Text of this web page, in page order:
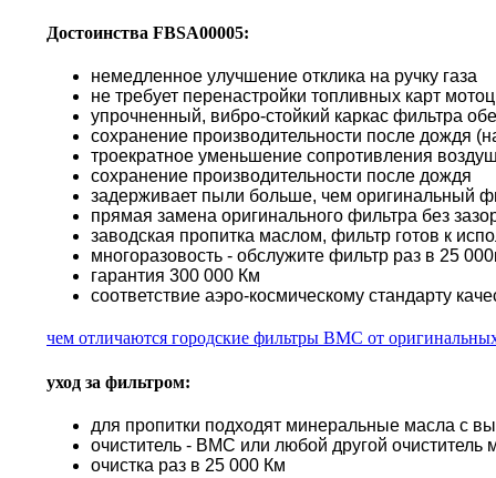
Достоинства FBSA00005:
немедленное улучшение отклика на ручку газа
не требует перенастройки топливных карт
упрочненный, вибро-стойкий каркас фильтра
сохранение производительности после дождя
троекратное уменьшение сопротивления
сохранение производительности после дождя
задерживает пыли больше, чем оригинальный
прямая замена оригинального фильтра без
заводская пропитка маслом, фильтр готов к
многоразовость - обслужите фильтр раз в 25
гарантия 300 000 Км
соответствие аэро-космическому стандарту
чем отличаются городские фильтры BMC от
уход за фильтром:
для пропитки подходят минеральные масла с
очиститель - BMC или любой другой
очистка раз в 25 000 Км